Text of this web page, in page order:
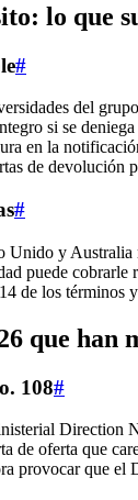
lo que
#
del
si se
en la
de devolución
#
Unido y
puede
de los
que
108#
Direction
de oferta que
provocar que